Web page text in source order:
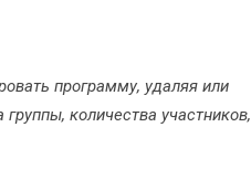
программу, удаляя или
количества участников,